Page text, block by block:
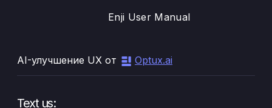
Enji User Manual
AI-улучшение UX от Optux.ai
Text us: